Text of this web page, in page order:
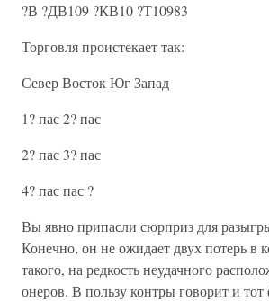
?В ?ДВ109 ?КВ10 ?Т10983
Торговля проистекает так:
Север Восток Юг Запад
1? пас 2? пас
2? пас 3? пас
4? пас пас ?
Вы явно припасли сюрприз для
Конечно, он не ожидает двух потерь в
такого, на редкость неудачного
онеров. В пользу контры говорит и тот